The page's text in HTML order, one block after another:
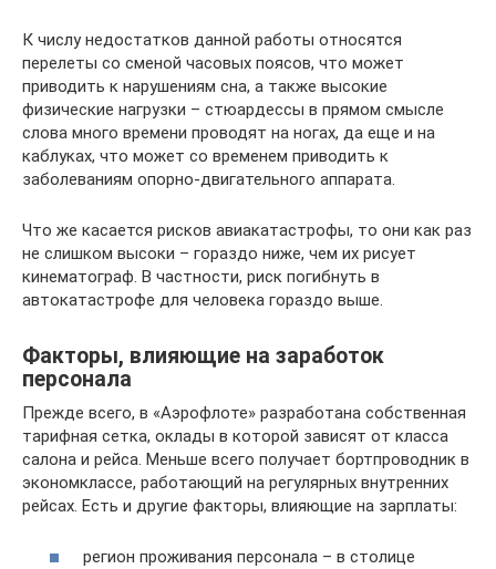
К числу недостатков данной работы относятся
перелеты со сменой часовых поясов, что может
приводить к нарушениям сна, а также высокие
физические нагрузки – стюардессы в прямом смысле
слова много времени проводят на ногах, да еще и на
каблуках, что может со временем приводить к
заболеваниям опорно-двигательного аппарата.
Что же касается рисков авиакатастрофы, то они как раз
не слишком высоки – гораздо ниже, чем их рисует
кинематограф. В частности, риск погибнуть в
автокатастрофе для человека гораздо выше.
Факторы, влияющие на заработок
персонала
Прежде всего, в «Аэрофлоте» разработана собственная
тарифная сетка, оклады в которой зависят от класса
салона и рейса. Меньше всего получает бортпроводник в
экономклассе, работающий на регулярных внутренних
рейсах. Есть и другие факторы, влияющие на зарплаты:
регион проживания персонала – в столице